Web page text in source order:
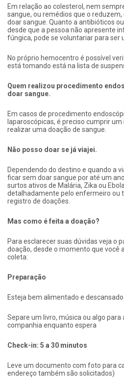
Em relação ao colesterol, nem
sangue, ou remédios que o
doar sangue. Quanto a antibióticos
desde que a pessoa não apresente
fúngica, pode se voluntariar para ser
No próprio hemocentro é possível
está tomando está na lista de
Quem realizou procedimento
doar sangue.
Em casos de procedimento
laparoscópicas, é preciso cumprir
realizar uma doação de sangue.
Não posso doar se já viajei.
Dependendo do destino e quando a
ficar sem doar sangue por até um
surtos ativos de Malária, Zika ou
detalhadamente pelo enfermeiro ou
registro de doações.
Mas como é feita a doação?
Para esclarecer suas dúvidas veja o
doação, desde o momento que você
coleta:
Preparação
Esteja bem alimentado e
Separe um livro, música ou algo
companhia enquanto espera
Check-in: 5 a 30 minutos
Leve um documento com foto para
endereço também são solicitados)